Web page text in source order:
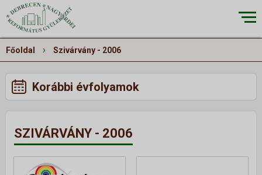
RÓLUNK▼
Küldetésünk
Történetünk
Épületeink
Főoldal › Szivárvány - 2006
SZIVÁRVÁNY - 2006
Korábbi évfolyamok